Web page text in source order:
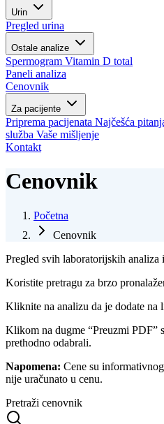
Urin
Pregled urina
Ostale analize
Spermogram Vitamin D total
Paneli analiza
Cenovnik
Za pacijente
Priprema pacijenata Najčešća
služba Vaše mišljenje
Kontakt
Cenovnik
Početna
Cenovnik
Pregled svih laboratorijskih analiza
Koristite pretragu za brzo
Kliknite na analizu da je dodate na
Klikom na dugme “Preuzmi PDF”
prethodno odabrali.
Napomena: Cene su
nije uračunato u cenu.
Pretraži cenovnik